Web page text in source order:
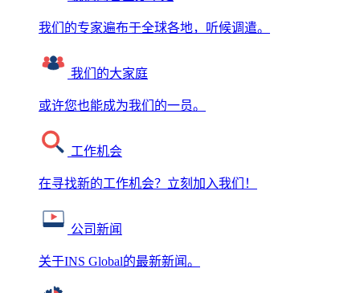
我们的专家遍布于全球各地，听候调遣。
我们的大家庭
或许您也能成为我们的一员。
工作机会
在寻找新的工作机会？立刻加入我们！
公司新闻
关于INS Global的最新新闻。